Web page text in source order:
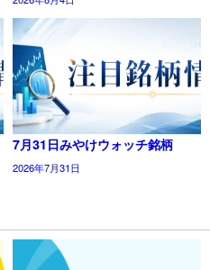
7月31日みやけウォッチ銘柄
2026年7月31日